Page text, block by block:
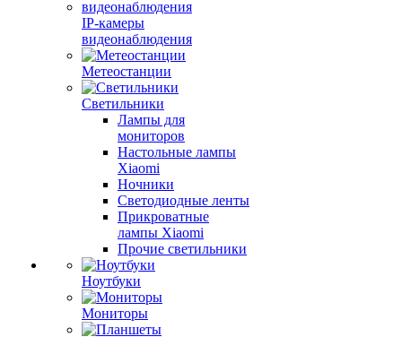
IP-камеры
видеонаблюдения
Метеостанции
Светильники
Лампы для
мониторов
Настольные лампы
Xiaomi
Ночники
Светодиодные ленты
Прикроватные
лампы Xiaomi
Прочие светильники
Ноутбуки
Мониторы